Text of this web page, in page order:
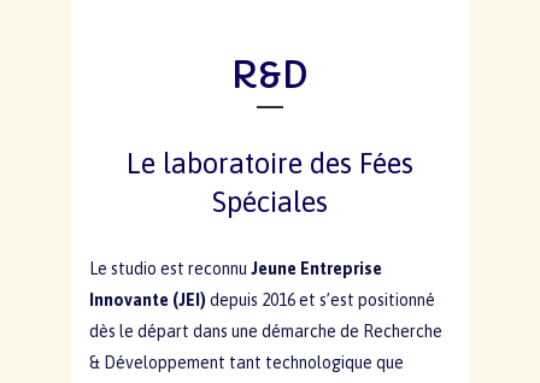
R&D
Le laboratoire des Fées
Spéciales
Le studio est reconnu Jeune Entreprise
Innovante (JEI)depuis 2016 et s’est positionné
dès le départ dans une démarche de Recherche
& Développement tant technologique que